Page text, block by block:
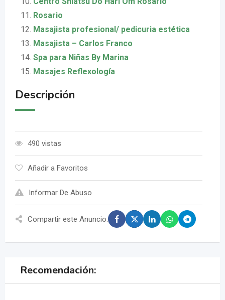
Rosario
Masajista profesional/ pedicuria estética
Masajista – Carlos Franco
Spa para Niñas By Marina
Masajes Reflexología
Descripción
490 vistas
Añadir a Favoritos
Informar De Abuso
Compartir este Anuncio:
Recomendación: